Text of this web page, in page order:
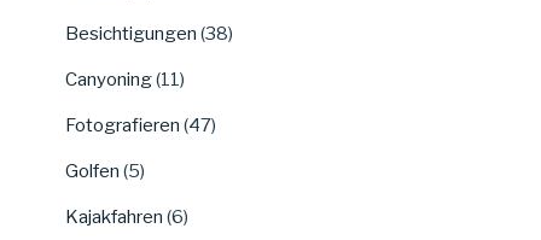
Besichtigungen (38)
Canyoning(11)
Fotografieren (47)
Golfen (5)
Kajakfahren (6)